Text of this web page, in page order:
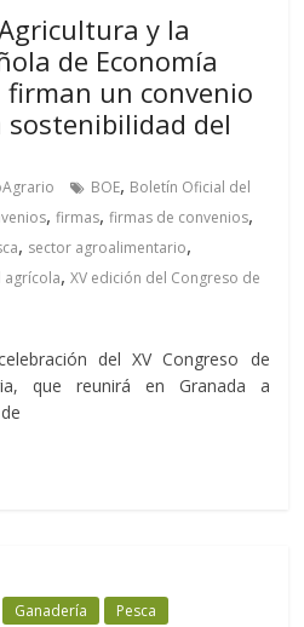
y la
de Economía
un convenio
del
BOE, Boletín Oficial del
,firmas,firmas de convenios,
, sector agroalimentario,
,XV edición del Congreso de
del XV Congreso de
que reunirá en Granada a
Ganadería Pesca